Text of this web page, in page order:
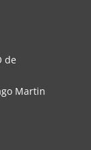
de
Martin